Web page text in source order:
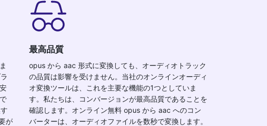
が
最高品質
opus から aac 形式に変換しても、オーディオトラック
の品質は影響を受けません。当社のオンラインオーディ
オ変換ツールは、これを主要な機能の1つとしていま
す。私たちは、コンバージョンが最高品質であることを
確認します。オンライン無料 opus から aac へのコン
バーターは、オーディオファイルを数秒で変換します。